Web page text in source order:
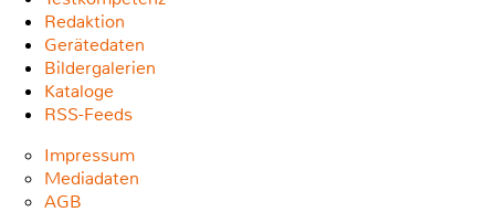
Redaktion
Gerätedaten
Bildergalerien
Kataloge
RSS-Feeds
Impressum
Mediadaten
AGB